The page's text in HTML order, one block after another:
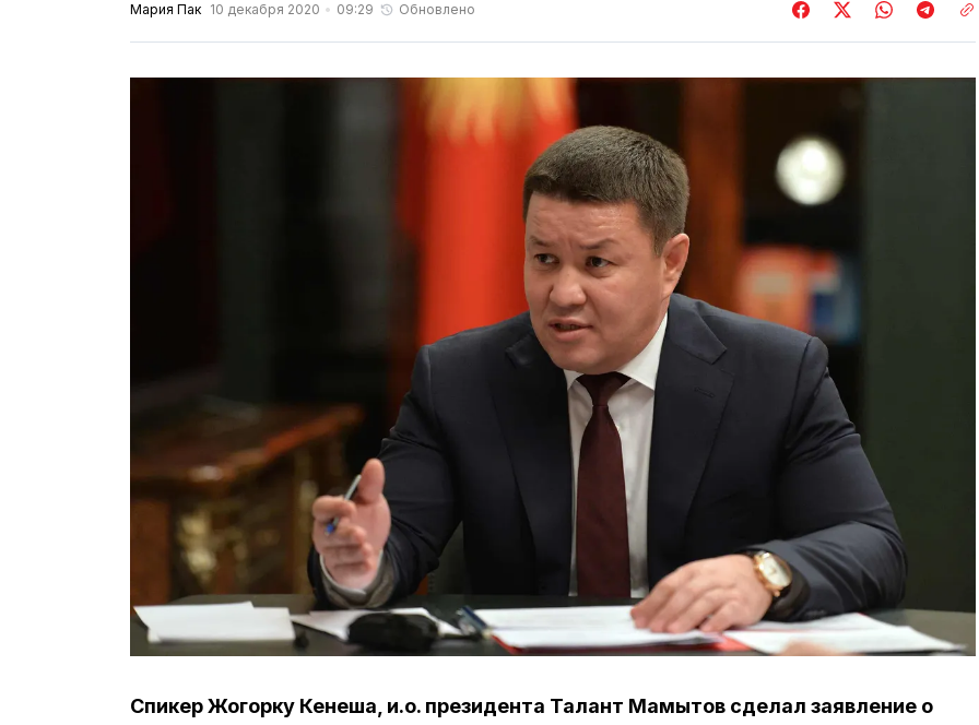
Мария Пак 10 декабря 2020 09:29 Обновлено
Спикер Жогорку Кенеша, и.о. президента Талант Мамытов сделал заявление о